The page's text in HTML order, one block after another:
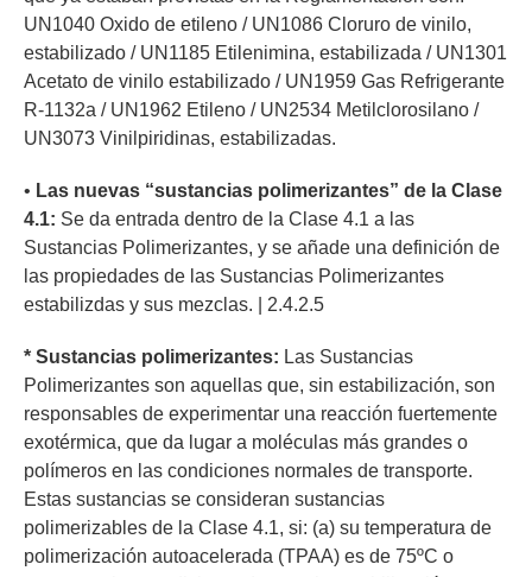
UN1040 Oxido de etileno / UN1086 Cloruro de vinilo,
estabilizado / UN1185 Etilenimina, estabilizada / UN1301
Acetato de vinilo estabilizado / UN1959 Gas Refrigerante
R-1132a / UN1962 Etileno / UN2534 Metilclorosilano /
UN3073 Vinilpiridinas, estabilizadas.
• Las nuevas “sustancias polimerizantes” de la Clase
4.1: Se da entrada dentro de la Clase 4.1 a las
Sustancias Polimerizantes, y se añade una definición de
las propiedades de las Sustancias Polimerizantes
estabilizdas y sus mezclas. | 2.4.2.5
* Sustancias polimerizantes: Las Sustancias
Polimerizantes son aquellas que, sin estabilización, son
responsables de experimentar una reacción fuertemente
exotérmica, que da lugar a moléculas más grandes o
polímeros en las condiciones normales de transporte.
Estas sustancias se consideran sustancias
polimerizables de la Clase 4.1, si: (a) su temperatura de
polimerización autoacelerada (TPAA) es de 75ºC o